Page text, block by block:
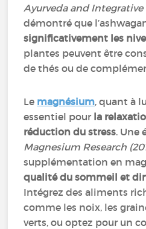
Ayurveda and Integrative
démontré que
significativement les
plantes peuvent être
de thés ou de
Le magnésium, quant à
essentiel pour la
réduction du stress. Une
Magnesium Research
supplémentation en
qualité du sommeil et
Intégrez des aliments
comme les noix, les
verts, ou optez pour un